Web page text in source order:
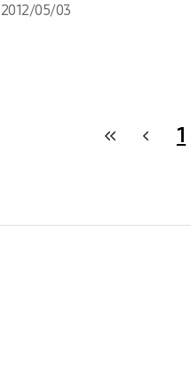
2012/05/03
1